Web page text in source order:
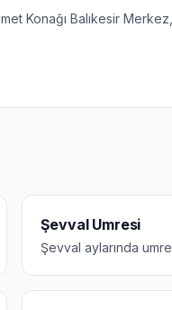
Konağı Balıkesir Merkez,
Şevval Umresi
Şevval aylarında umre